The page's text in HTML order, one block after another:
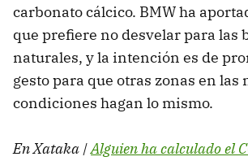
carbonato cálcico. BMW ha
que prefiere no desvelar para las
naturales, y la intención es de
gesto para que otras zonas en las
condiciones hagan lo mismo.
En Xataka |Alguien ha calculado el